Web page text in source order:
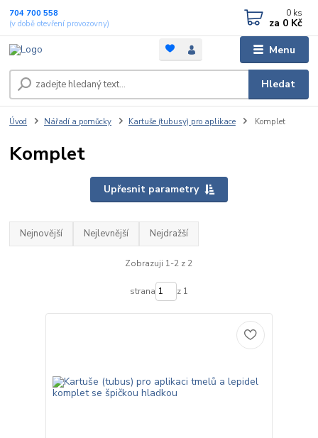
Menu
Hledat
704 700 558
(v době otevření provozovny)
0 ks
za 0 Kč
Úvod Nářadí a pomůcky Kartuše (tubusy) pro aplikace Komplet
Komplet
Upřesnit parametry
Nejnovější Nejlevnější Nejdražší
Zobrazuji 1-2 z 2
strana z 1